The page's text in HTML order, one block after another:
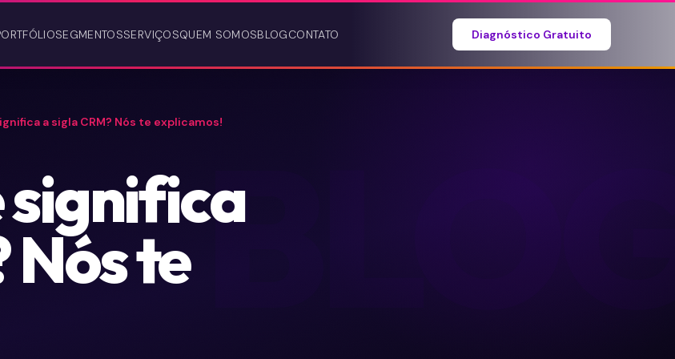
SEGMENTOSSERVIÇOSQUEM SOMOSBLOGCONTATO Diagnóstico Gratuito
a sigla CRM? Nós te explicamos!
significa
Nós te